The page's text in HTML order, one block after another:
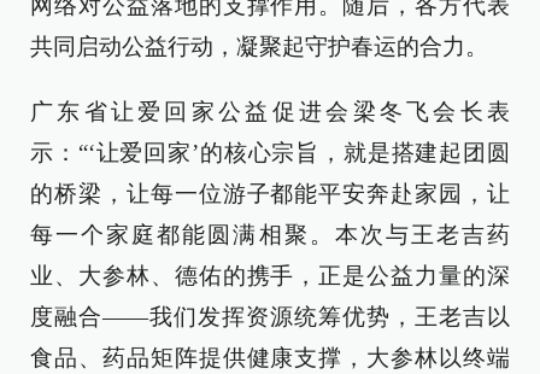
网络对公益落地的支撑作用。随后，各方代表
共同启动公益行动，凝聚起守护春运的合力。
广东省让爱回家公益促进会梁冬飞会长表
示：“‘让爱回家’的核心宗旨，就是搭建起团圆
的桥梁，让每一位游子都能平安奔赴家园，让
每一个家庭都能圆满相聚。本次与王老吉药
业、大参林、德佑的携手，正是公益力量的深
度融合——我们发挥资源统筹优势，王老吉以
食品、药品矩阵提供健康支撑，大参林以终端